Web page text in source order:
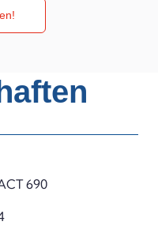
690